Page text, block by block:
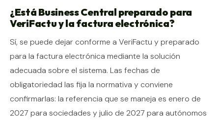
¿Está Business Central preparado para
VeriFactu y la factura electrónica?
Sí, se puede dejar conforme a VeriFactu y preparado
para la factura electrónica mediante la solución
adecuada sobre el sistema. Las fechas de
obligatoriedad las fija la normativa y conviene
confirmarlas: la referencia que se maneja es enero de
2027 para sociedades y julio de 2027 para autónomos